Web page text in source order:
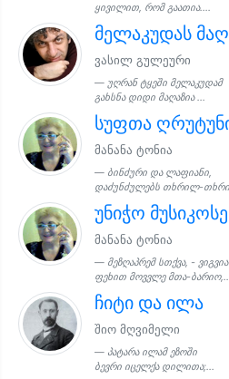
ყივილით, რომ გაათია....
მელაკუდას
ვასილ გულეური
უღრან ტყეში მელაკუდამ
გახსნა დიდი მაღაზია ...
სუფთა
მანანა ტონია
ბინძური და ლაფიანი,
დაძუნძულებს თხრილ-
უნიჭო
მანანა ტონია
მეზღაპრემ სთქვა, -
ფეხით მოვვლე მთა-
ჩიტი და ილა
შიო მღვიმელი
პატარა ილამ ეზოში
ბევრი იცელქა დილითა;...